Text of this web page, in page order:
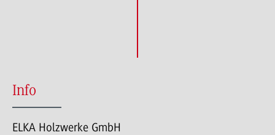
Info
ELKA Holzwerke GmbH